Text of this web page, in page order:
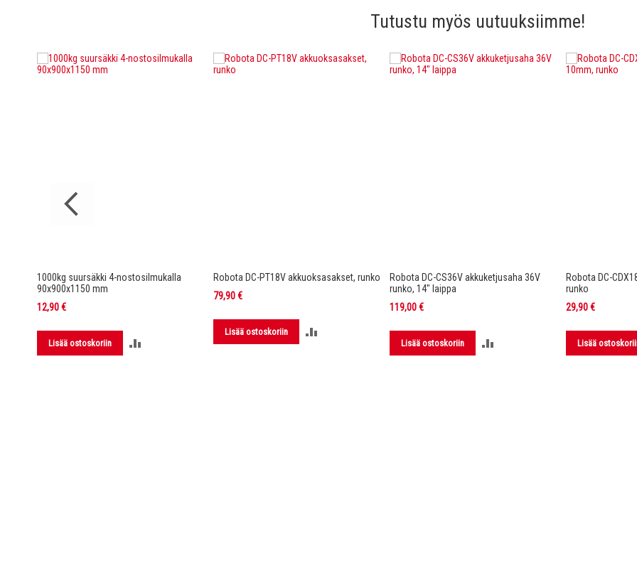
Tutustu myös uutuuksiimme!
1000kg suursäkki 4-nostosilmukalla
90x900x1150 mm
12,90 €
Lisää ostoskoriin
Robota DC-PT18V akkuoksasakset, runko
79,90 €
Lisää ostoskoriin
Robota DC-CS36V akkuketjusaha 36V
runko, 14" laippa
119,00 €
Lisää ostoskoriin
Robota DC-
runko
29,90 €
Lisää